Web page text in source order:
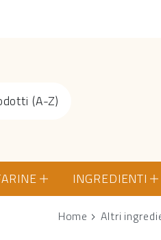
(A-Z)
INGREDIENTI
Home Altri